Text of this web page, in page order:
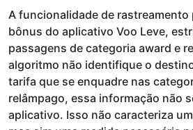
A funcionalidade de rastreamento
bônus do aplicativo Voo Leve,
passagens de categoria award e
algoritmo não identifique o
tarifa que se enquadre nas
relâmpago, essa informação não
aplicativo. Isso não caracteriza